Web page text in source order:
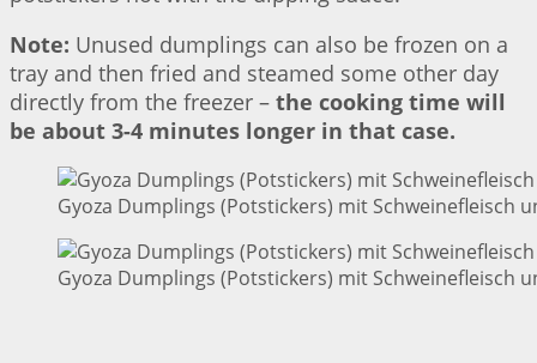
Note: Unused dumplings can also be frozen on a
tray and then fried and steamed some other day
directly from the freezer – the cooking time will
be about 3-4 minutes longer in that case.
Gyoza Dumplings (Potstickers) mit Schweinefleisch
Gyoza Dumplings (Potstickers) mit Schweinefleisch